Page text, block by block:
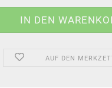
AUF DEN